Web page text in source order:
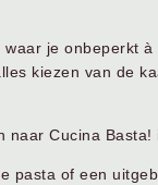
je onbeperkt
kiezen van de
naar Cucina Basta!
pasta of een